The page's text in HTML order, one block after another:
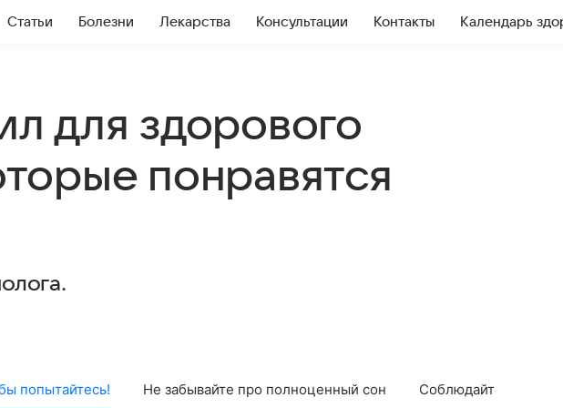
Статьи Болезни Лекарства Консультации Контакты Календарь
для здорового
понравятся
попытайтесь! Не забывайте про полноценный сон Соблюдайте